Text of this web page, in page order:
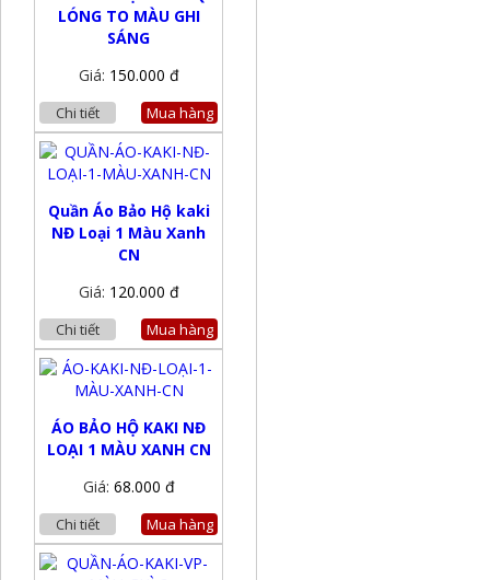
LÓNG TO MÀU GHI
SÁNG
Giá: 150.000 đ
Chi tiết Mua hàng
Quần Áo Bảo Hộ kaki
NĐ Loại 1 Màu Xanh
CN
Giá: 120.000 đ
Chi tiết Mua hàng
ÁO BẢO HỘ KAKI NĐ
LOẠI 1 MÀU XANH CN
Giá: 68.000 đ
Chi tiết Mua hàng